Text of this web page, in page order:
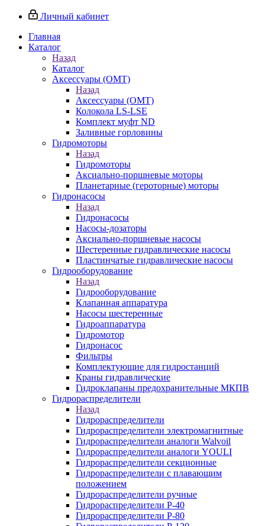
Личный кабинет
Главная
Каталог
Назад
Каталог
Аксессуары (OMT)
Назад
Аксессуары (OMT)
Колокола LS-LSE
Комплект муфт ND
Заливные горловины
Гидромоторы
Назад
Гидромоторы
Аксиально-поршневые моторы
Планетарные (героторные) моторы
Гидронасосы
Назад
Гидронасосы
Насосы-дозаторы
Аксиально-поршневые насосы
Шестеренные гидравлические насосы
Пластинчатые гидравлические насосы
Гидрооборудование
Назад
Гидрооборудование
Клапанная аппаратура
Насосы шестеренные
Гидроаппаратура
Гидромотор
Гидронасос
Фильтры
Комплектующие для гидростанций
Краны гидравлические
Гидроклапаны предохранительные МКПВ
Гидрораспределители
Назад
Гидрораспределители
Гидрораспределители электромагнитные
Гидрораспределители аналоги Walvoil
Гидрораспределители аналоги YOULI
Гидрораспределители секционные
Гидрораспределители с плавающим
положением
Гидрораспределители ручные
Гидрораспределители Р-40
Гидрораспределители Р-80